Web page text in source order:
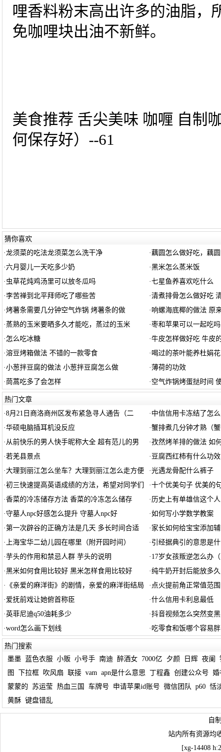
哩香料粉末高出许多的油脂，
免咖哩块出油不新鲜。
美食推荐 舌尖美味 咖喱 自制
何保存好）--61
猜你喜欢
·龙须菜的吃法龙须菜怎么洗干净 ·藕圆怎么做好吃，藕
·六月婴儿一天吃多少奶 ·黑米怎么蒸米饭
· 虫草花炖鸡汤里可以放冬瓜吗 ·七星鱼养喜欢吃什么
·李苦禅到北平拜师吃了哪些苦 ·清煮排骨怎么做好吃
·烤薯条需要几分钟空气炸锅 烤薯条的做 · 响螺海底椰的做法 原
· 蒸熟的玉米要晒多久才能吃，蒸过的玉米 ·枣和苹果可以一起吃吗
· 怎么吃冰糖 ·牛皮怎样做好吃 牛皮
·溶豆烤箱做法 不错的一款零食 · 喝过的茶叶能养杜娟
·小葱拌豆腐的做法 小葱拌豆腐怎么做 ·薄荷的功效
· 茼蒿吃多了会怎样 · 空气炸锅烤蛋挞时间
热门文章
·8月21日商洛商州区发布紧急寻人通告（二 · 中信信用卡冻结了怎
·华硕电脑插耳机没反应 ·蟹排煮几分钟才熟（
· 从前快乐的男人快手昵称大全 超有范儿的男 ·孜然烤羊排的做法 如
·若羌县景点 · 豆腐西红柿有什么功
·大理到丽江怎么坐车？大理到丽江怎么走方便 ·光遇龙骨配什么裤子
·初三快速提高英语成绩的方法，希望对同学们 ·十个优美句子 优美的
·香菜的冷冻储存方法 香菜的冷冻怎么储存 · 历史上有单雄信这个
·守墓人npc好感怎么提升 守墓人npc好 ·如何写小学数学教案
·第一次辟谷的正确方法是几天 多长时间合适 · 家长如何给宝宝添加
· 上海宝华二幼儿园在哪里（附开园时间） · 引经据典引的意思是
·芋头的作用和禁忌人群 芋头的说明 · 17岁女孩叛逆怎么办
·黑米如何食用比较好 黑米怎样食用比较好 ·纯牛奶开封后能放多
· 《亲爱的麻洋街》的剧情，亲爱的麻洋街结局 · 点火提前角正常值范围
· 爱抚前戏让她俯首称臣 ·什么信用卡利息最低
·英菲尼迪q50油耗多少 ·抖音视频怎么突然变
·word怎么画下划线 · 吃零食和饭哪个容易胖
热门搜索
墨墨
蓝色衣服 小贩 小号手 南迪 醉酒女 7000亿 夕颜 日辉 夜阑
图
下拉框 吹风扇 联接 vam apn是什么意思 丁程鑫 创建公众号 婚
蒙蒙的 苏运莹 热血三国 车牌号 申请苹果id账号 微信团队 p60 恬
黄酥 键盘错乱
自
站内所有资源均
[xg-14408